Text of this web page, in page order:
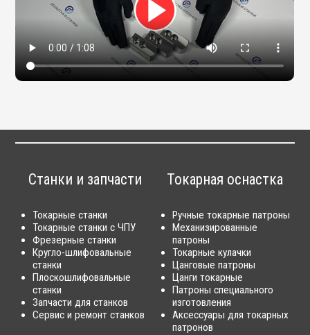
Станки и запчасти
Токарные станки
Токарные станки с ЧПУ
Фрезерные станки
Кругло-шлифовальные
станки
Плоскошлифовальные
станки
Запчасти для станков
Сервис и ремонт станков
Токарная оснастка
Ручные токарные патроны
Механизированные
патроны
Токарные кулачки
Цанговые патроны
Цанги токарные
Патроны специального
изготовления
Аксессуары для токарных
патронов